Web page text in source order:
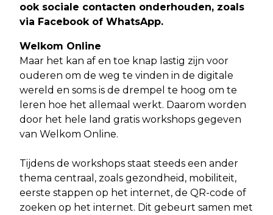
ook sociale contacten onderhouden, zoals
via Facebook of WhatsApp.
Welkom Online
Maar het kan af en toe knap lastig zijn voor
ouderen om de weg te vinden in de digitale
wereld en soms is de drempel te hoog om te
leren hoe het allemaal werkt. Daarom worden
door het hele land gratis workshops gegeven
van Welkom Online.
Tijdens de workshops staat steeds een ander
thema centraal, zoals gezondheid, mobiliteit,
eerste stappen op het internet, de QR-code of
zoeken op het internet. Dit gebeurt samen met